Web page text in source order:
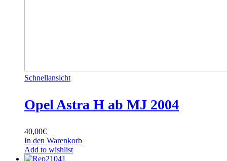
Schnellansicht
Opel Astra H ab MJ 2004
40,00€
In den Warenkorb
Add to wishlist